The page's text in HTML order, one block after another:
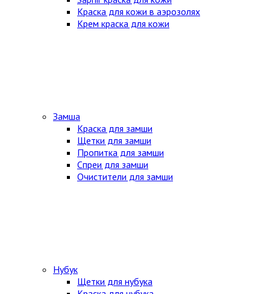
Краска для кожи в аэрозолях
Крем краска для кожи
Замша
Краска для замши
Щетки для замши
Пропитка для замши
Спреи для замши
Очистители для замши
Нубук
Щетки для нубука